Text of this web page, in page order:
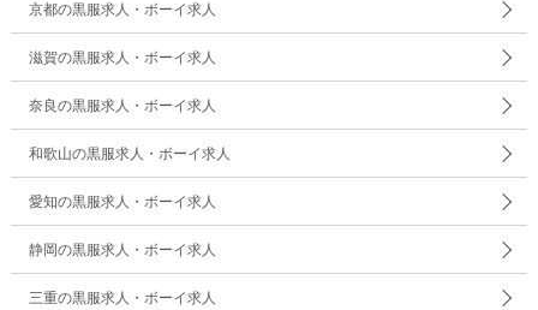
京都の黒服求人・ボーイ求人
滋賀の黒服求人・ボーイ求人
奈良の黒服求人・ボーイ求人
和歌山の黒服求人・ボーイ求人
愛知の黒服求人・ボーイ求人
静岡の黒服求人・ボーイ求人
三重の黒服求人・ボーイ求人